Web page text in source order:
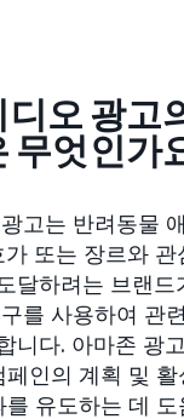
오 광고
무엇인가
고는 반려동물
또는 장르와
달하려는 브랜드
를 사용하여 관
니다. 아마존 광
페인의 계획 및
를 유도하는 데